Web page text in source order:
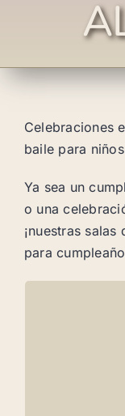
Celebraciones
baile para
Ya sea un
o una
¡nuestras
para
• Fiestas